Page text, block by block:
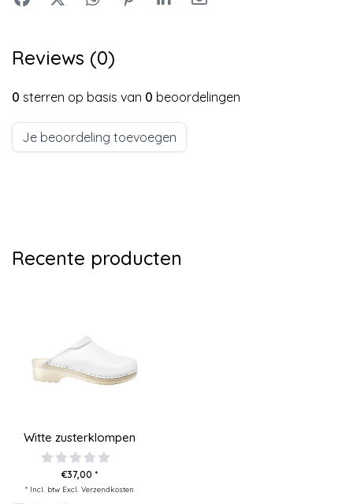
Reviews (0)
0 sterren op basis van 0 beoordelingen
Je beoordeling toevoegen
Recente producten
Witte zusterklompen
€37,00 *
* Incl. btw Excl. Verzendkosten